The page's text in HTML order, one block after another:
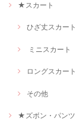
★スカート
ひざ丈スカート
ミニスカート
ロングスカート
その他
★ズボン・パンツ